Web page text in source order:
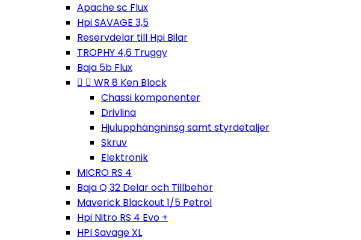
Apache sc Flux
Hpi SAVAGE 3,5
Reservdelar till Hpi Bilar
TROPHY 4,6 Truggy
Baja 5b Flux
  WR 8 Ken Block
Chassi komponenter
Drivlina
Hjulupphängninsg samt styrdetaljer
Skruv
Elektronik
MICRO RS 4
Baja Q 32 Delar och Tillbehör
Maverick Blackout 1/5 Petrol
Hpi Nitro RS 4 Evo +
HPI Savage XL